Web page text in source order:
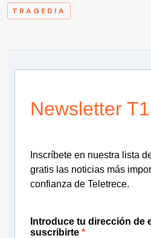
TRAGEDIA
Newsletter
Inscríbete en nuestra lista
gratis las noticias más
confianza de Teletrece.
Introduce tu dirección de
suscribirte